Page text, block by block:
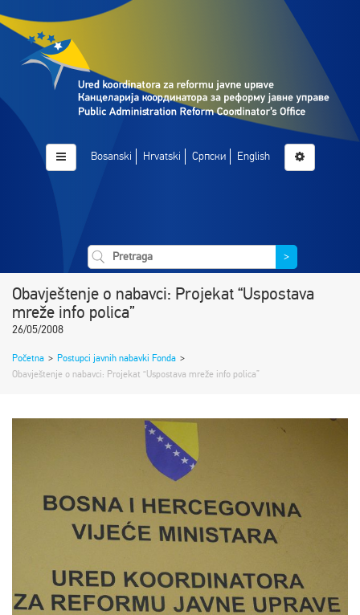
Bosanski Hrvatski Српски English
>
Obavještenje o nabavci: Projekat “Uspostava
mreže info polica”
26/05/2008
Početna > Postupci javnih nabavki Fonda >
Obavještenje o nabavci: Projekat “Uspostava mreže info polica”